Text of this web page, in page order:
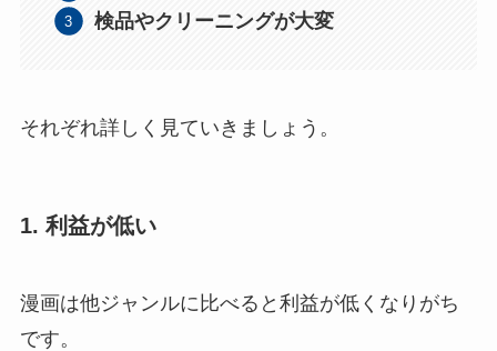
検品やクリーニングが大変
それぞれ詳しく見ていきましょう。
1. 利益が低い
漫画は他ジャンルに比べると利益が低くなりがち
です。